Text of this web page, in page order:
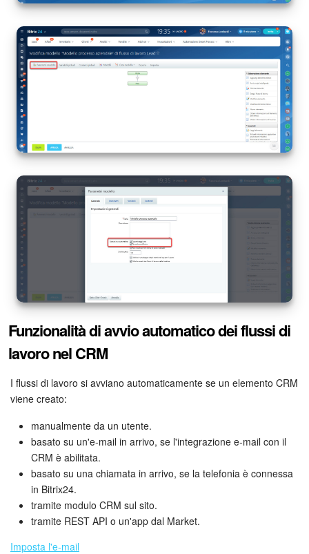
INIZIA GRATIS
ACCEDI
Funzionalità di avvio automatico dei flussi di
lavoro nel CRM
I flussi di lavoro si avviano automaticamente se un elemento CRM
viene creato:
manualmente da un utente.
basato su un'e-mail in arrivo, se l'integrazione e-mail con il
CRM è abilitata.
basato su una chiamata in arrivo, se la telefonia è connessa
in Bitrix24.
tramite modulo CRM sul sito.
tramite REST API o un'app dal Market.
Imposta l'e-mail